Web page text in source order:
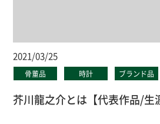
2021/03/25
骨董品 時計 ブランド品
芥川龍之介とは【代表作品/生